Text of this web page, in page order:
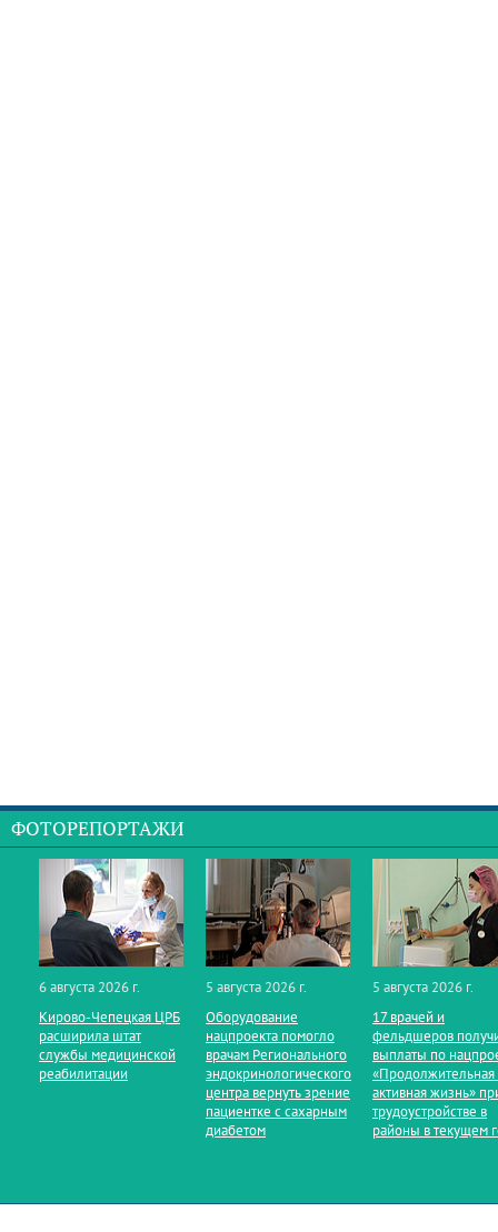
ФОТОРЕПОРТАЖИ
6 августа 2026 г.
Кирово‑Чепецкая ЦРБ
расширила штат
службы медицинской
реабилитации
5 августа 2026 г.
Оборудование
нацпроекта помогло
врачам Регионального
эндокринологического
центра вернуть зрение
пациентке с сахарным
диабетом
5 августа 2026 г.
17 врачей и
фельдшеров
выплаты по
«Продолжительная
активная жизнь»
трудоустройстве в
районы в текущем